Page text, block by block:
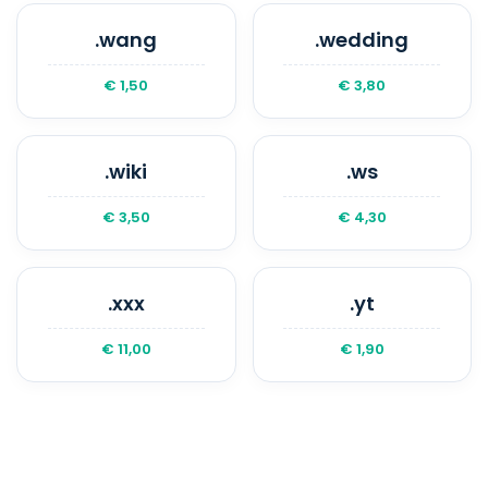
.wang
€ 1,50
.wedding
€ 3,80
.wiki
€ 3,50
.ws
€ 4,30
.xxx
€ 11,00
.yt
€ 1,90